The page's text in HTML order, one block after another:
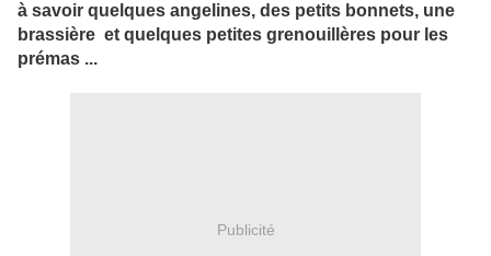
à savoir quelques angelines, des petits bonnets, une
brassière et quelques petites grenouillères pour les
prémas ...
Publicité